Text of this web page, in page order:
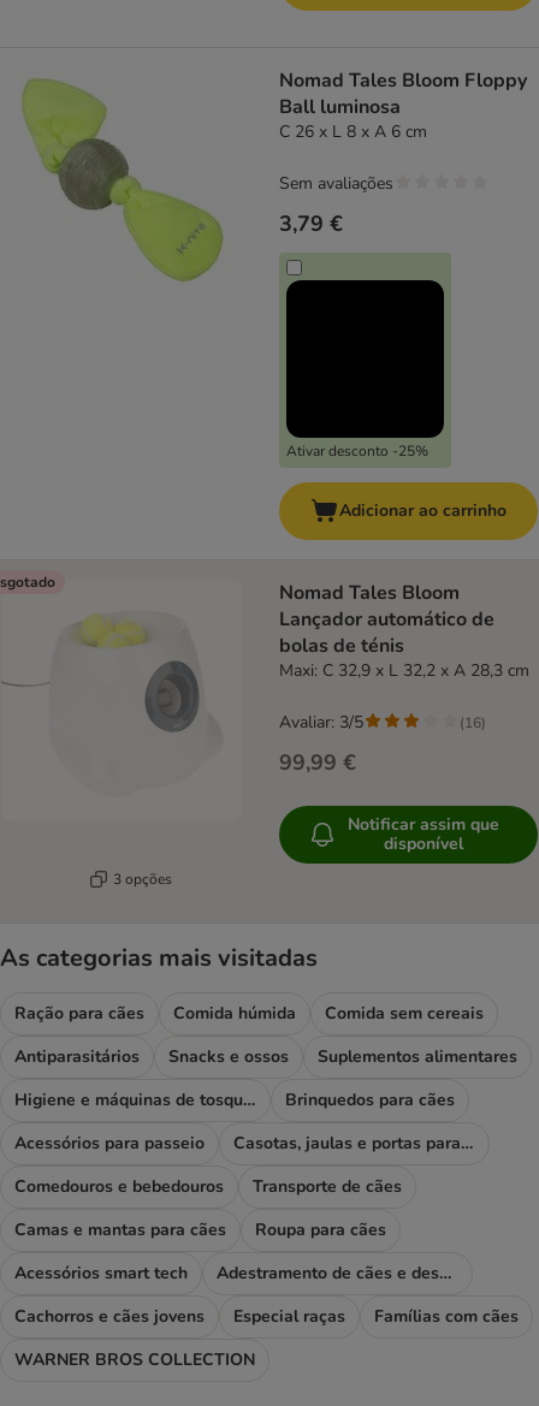
Nomad Tales Bloom Floppy
Ball luminosa
C 26 x L 8 x A 6 cm
3,79 €
Ativar desconto -25%
Sem avaliações
Adicionar ao carrinho
3 opções
Nomad Tales Bloom
Lançador automático de
bolas de ténis
Maxi: C 32,9 x L 32,2 x A 28,3 cm
99,99 €
Avaliar: 3/5 (16)
Notificar assim que
disponível
As categorias mais visitadas
Ração para cães Comida húmida
Comida sem cereais
Antiparasitários
Snacks e ossos
Suplementos alimentares
Higiene e máquinas de tosquiar
Brinquedos para cães
Acessórios para passeio
Casotas, jaulas e portas para cães
Comedouros e bebedouros
Transporte de cães
Camas e mantas para cães
Roupa para cães
Acessórios smart tech
Adestramento de cães e desporto
Cachorros e cães jovens
Especial raças
Famílias com cães
WARNER BROS COLLECTION